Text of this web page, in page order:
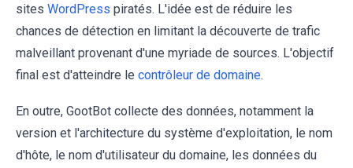
sites WordPress piratés. L'idée est de réduire les
chances de détection en limitant la découverte de trafic
malveillant provenant d'une myriade de sources. L'objectif
final est d'atteindre le contrôleur de domaine.
En outre, GootBot collecte des données, notamment la
version et l'architecture du système d'exploitation, le nom
d'hôte, le nom d'utilisateur du domaine, les données du